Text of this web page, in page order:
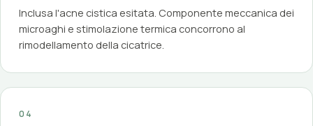
Inclusa l'acne cistica esitata. Componente meccanica dei
microaghi e stimolazione termica concorrono al
rimodellamento della cicatrice.
04